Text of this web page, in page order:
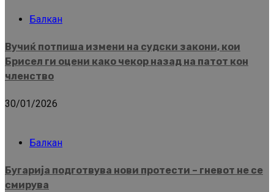
Балкан
Вучиќ потпиша измени на судски закони, кои
Брисел ги оцени како чекор назад на патот кон
членство
30/01/2026
Балкан
Бугарија подготвува нови протести – гневот не се
смирува